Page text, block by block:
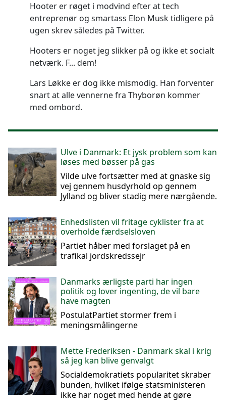
Hooter er røget i modvind efter at tech
entreprenør og smartass Elon Musk tidligere på
ugen skrev således på Twitter.
Hooters er noget jeg slikker på og ikke et socialt
netværk. F... dem!
Lars Løkke er dog ikke mismodig. Han forventer
snart at alle vennerne fra Thyborøn kommer
med ombord.
Ulve i Danmark: Et jysk problem som kan
løses med bøsser på gas
Vilde ulve fortsætter med at gnaske sig
vej gennem husdyrhold op gennem
Jylland og bliver stadig mere nærgående.
Enhedslisten vil fritage cyklister fra at
overholde færdselsloven
Partiet håber med forslaget på en
trafikal jordskredssejr
Danmarks ærligste parti har ingen
politik og lover ingenting, de vil bare
have magten
PostulatPartiet stormer frem i
meningsmålingerne
Mette Frederiksen - Danmark skal i krig
så jeg kan blive genvalgt
Socialdemokratiets popularitet skraber
bunden, hvilket ifølge statsministeren
ikke har noget med hende at gøre